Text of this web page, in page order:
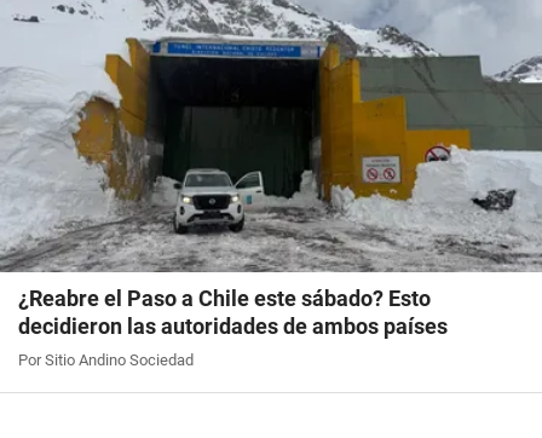
¿Reabre el Paso a Chile este sábado? Esto
decidieron las autoridades de ambos países
Por Sitio Andino Sociedad